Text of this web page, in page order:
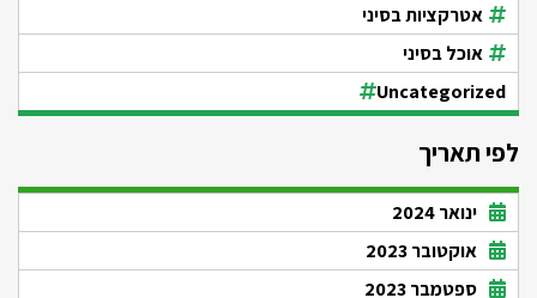
אטרקציות בסיני
אוכל בסיני
Uncategorized
לפי תאריך
ינואר 2024
אוקטובר 2023
ספטמבר 2023